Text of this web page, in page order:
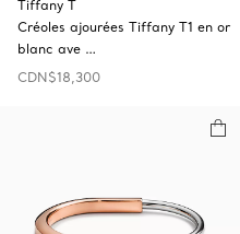
Tiffany T
Créoles ajourées Tiffany T1 en or
blanc ave …
CDN$18,300